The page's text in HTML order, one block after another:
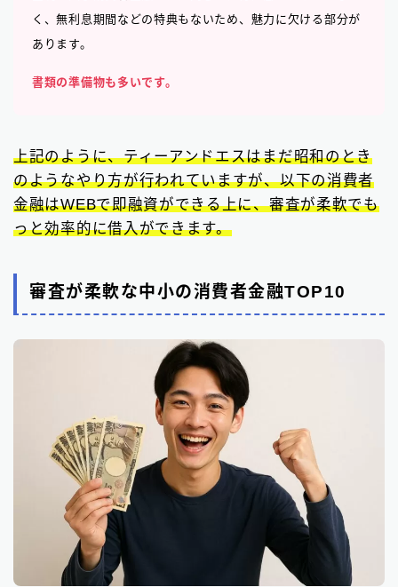
く、無利息期間などの特典もないため、魅力に欠ける部分が
あります。
書類の準備物も多いです。
上記のように、ティーアンドエスはまだ昭和のとき
のようなやり方が行われていますが、以下の消費者
金融はWEBで即融資ができる上に、審査が柔軟でも
っと効率的に借入ができます。
審査が柔軟な中小の消費者金融TOP10